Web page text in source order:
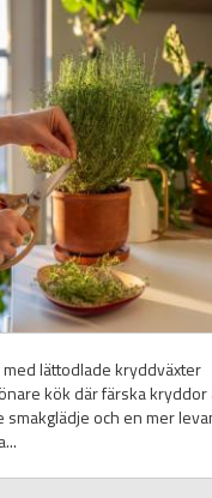
lättodlade kryddväxter
kök där färska
smakglädje och en mer